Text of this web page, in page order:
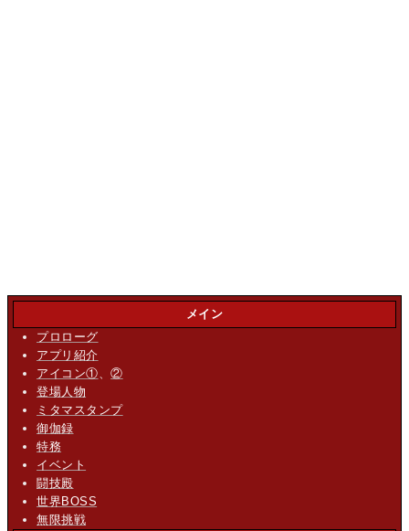
メイン
プロローグ
アプリ紹介
アイコン①、②
登場人物
ミタマスタンプ
御伽録
特務
イベント
闘技殿
世界BOSS
無限挑戦